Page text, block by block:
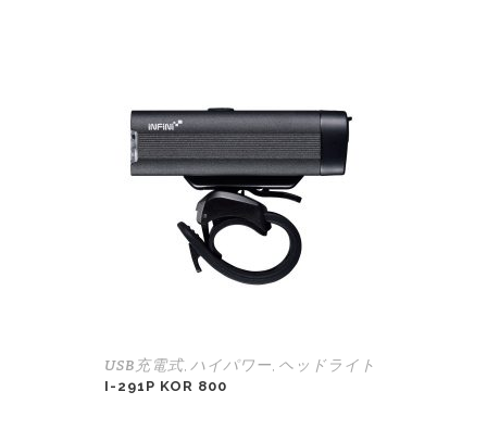
USB充電式, ハイパワー, ヘッドライト
I-291P KOR 800